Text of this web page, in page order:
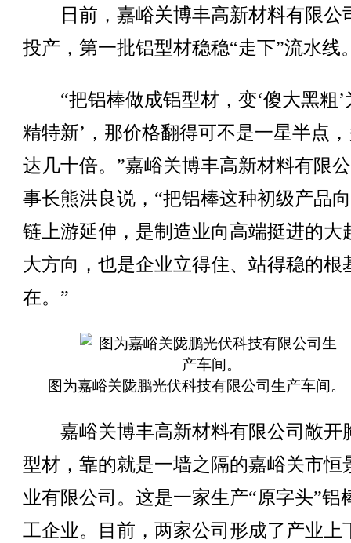
日前，嘉峪关博丰高新材料有限公
投产，第一批铝型材稳稳“走下”流水线
“把铝棒做成铝型材，变‘傻大黑粗’
精特新’，那价格翻得可不是一星半点
达几十倍。”嘉峪关博丰高新材料有限
事长熊洪良说，“把铝棒这种初级产品
链上游延伸，是制造业向高端挺进的大
大方向，也是企业立得住、站得稳的根
在。”
图为嘉峪关陇鹏光伏科技有限公司生产车间。
嘉峪关博丰高新材料有限公司敞开
型材，靠的就是一墙之隔的嘉峪关市恒
业有限公司。这是一家生产“原字头”铝
工企业。目前，两家公司形成了产业上